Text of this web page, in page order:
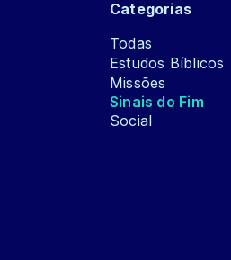
Categorias
Todas
Estudos Bíblicos
Missões
Sinais do Fim
Social